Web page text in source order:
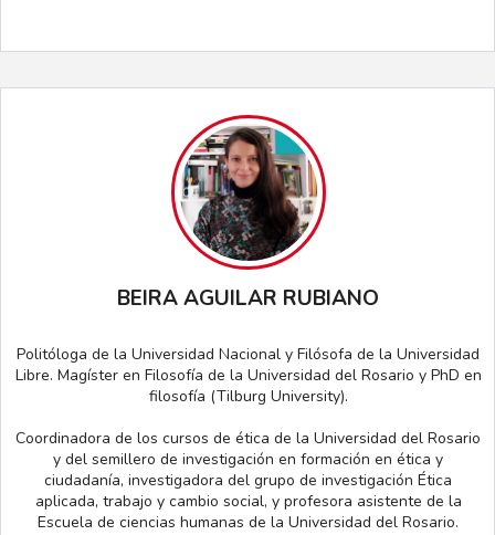
BEIRA AGUILAR RUBIANO
Politóloga de la Universidad Nacional y Filósofa de la Universidad
Libre. Magíster en Filosofía de la Universidad del Rosario y PhD en
filosofía (Tilburg University).
Coordinadora de los cursos de ética de la Universidad del Rosario
y del semillero de investigación en formación en ética y
ciudadanía, investigadora del grupo de investigación Ética
aplicada, trabajo y cambio social, y profesora asistente de la
Escuela de ciencias humanas de la Universidad del Rosario.